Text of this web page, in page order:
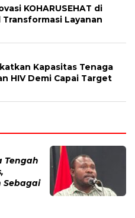
KOHARUSEHAT di
Transformasi Layanan
Kapasitas Tenaga
HIV Demi Capai Target
Tengah
Sebagai